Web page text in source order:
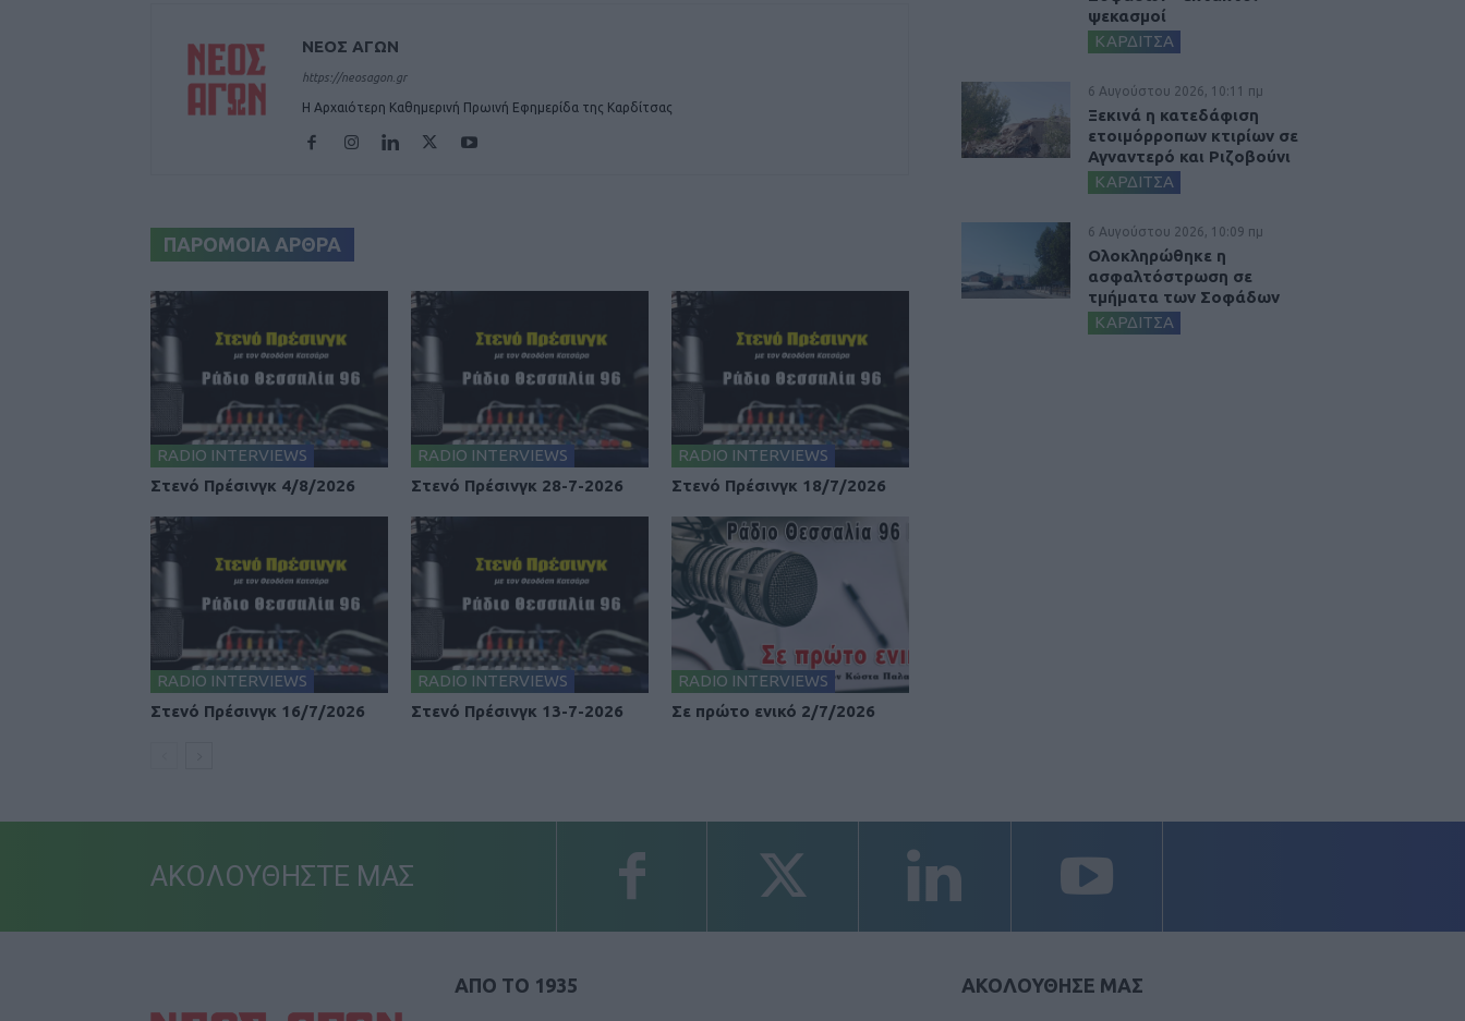
ΝΕΟΣ ΑΓΩΝ
https://neosagon.gr
Η Αρχαιότερη Καθημερινή Πρωινή Εφημερίδα της Καρδίτσας
ΠΑΡΟΜΟΙΑ ΑΡΘΡΑ
RADIO INTERVIEWS
Στενό Πρέσινγκ 4/8/2026
RADIO INTERVIEWS
Στενό Πρέσινγκ 28-7-2026
RADIO INTERVIEWS
Στενό Πρέσινγκ 18/7/2026
RADIO INTERVIEWS
Στενό Πρέσινγκ 16/7/2026
RADIO INTERVIEWS
Στενό Πρέσινγκ 13-7-2026
RADIO INTERVIEWS
Σε πρώτο ενικό 2/7/2026
ψεκασμοί
ΚΑΡΔΙΤΣΑ
6 Αυγούστου 2026, 10:11 πμ
Ξεκινά η κατεδάφιση
ετοιμόρροπων κτιρίων σε
Αγναντερό και Ριζοβούνι
ΚΑΡΔΙΤΣΑ
6 Αυγούστου 2026, 10:09 πμ
Ολοκληρώθηκε η
ασφαλτόστρωση σε
τμήματα των Σοφάδων
ΚΑΡΔΙΤΣΑ
ΑΚΟΛΟΥΘΗΣΤΕ ΜΑΣ
ΑΠΟ ΤΟ 1935 ΑΚΟΛΟΥΘΗΣΕ ΜΑΣ